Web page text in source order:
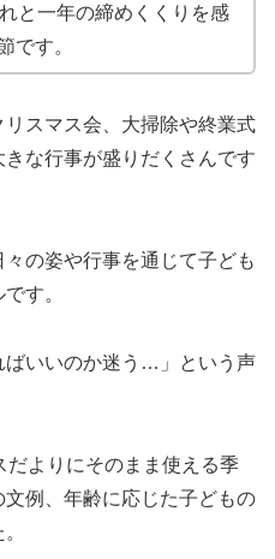
と一年の締めくくりを感
です。
スマス会、大掃除や終業式
な行事が盛りだくさんです
の姿や行事を通じて子ども
す。
ばいいのか迷う…」という声
だよりにそのまま使える季
例、年齢に応じた子どもの